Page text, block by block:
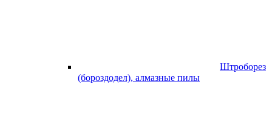
Штроборез
(бороздодел), алмазные пилы